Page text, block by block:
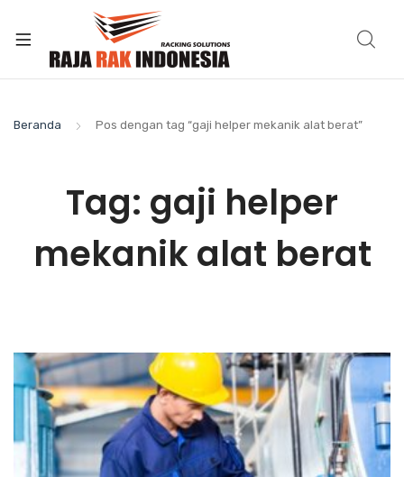
Beranda Pos dengan tag “gaji helper mekanik alat berat”
Tag: gaji helper
mekanik alat berat